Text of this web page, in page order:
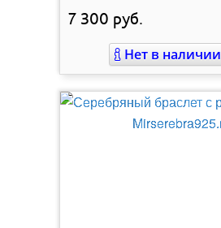
7 300 руб.
Нет в наличии